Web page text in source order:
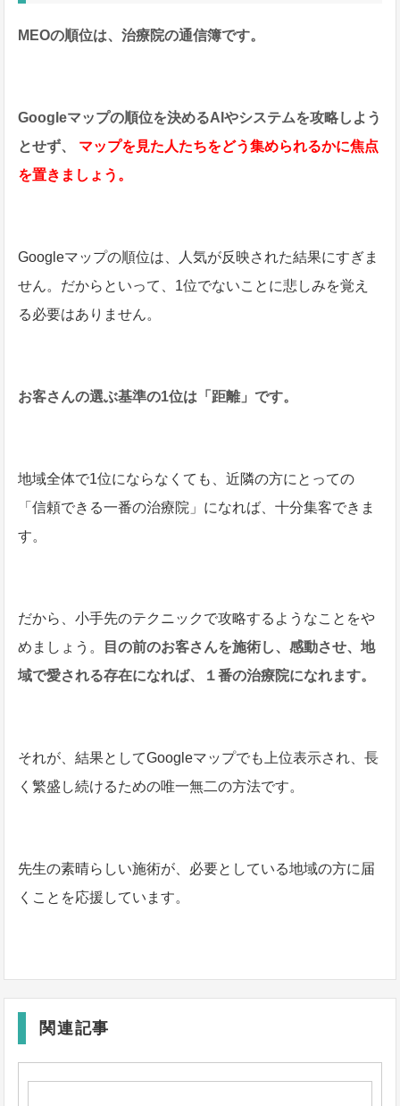
MEOの順位は、治療院の通信簿です。
Googleマップの順位を決めるAIやシステムを攻略しよう
とせず、
マップを見た人たちをどう集められるかに焦点
を置きましょう。
Googleマップの順位は、人気が反映された結果にすぎま
せん。だからといって、1位でないことに悲しみを覚え
る必要はありません。
お客さんの選ぶ基準の1位は「距離」です。
地域全体で1位にならなくても、近隣の方にとっての
「信頼できる一番の治療院」になれば、十分集客できま
す。
だから、小手先のテクニックで攻略するようなことをや
めましょう。
目の前のお客さんを施術し、感動させ、地
域で愛される存在になれば、１番の治療院になれます。
それが、結果としてGoogleマップでも上位表示され、長
く繁盛し続けるための唯一無二の方法です。
先生の素晴らしい施術が、必要としている地域の方に届
くことを応援しています。
関連記事